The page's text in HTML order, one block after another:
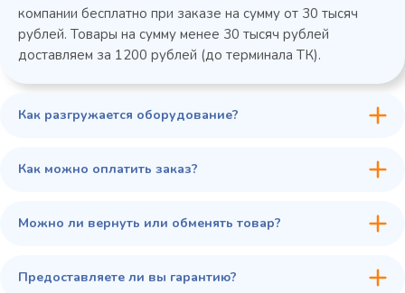
45 900 ₽
компании бесплатно при заказе на сумму от 30 тысяч
рублей. Товары на сумму менее 30 тысяч рублей
доставляем за 1200 рублей (до терминала ТК).
Как разгружается оборудование?
Как можно оплатить заказ?
Можно ли вернуть или обменять товар?
Предоставляете ли вы гарантию?